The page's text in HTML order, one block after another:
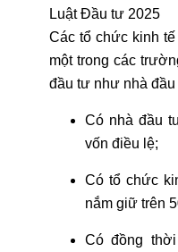
DỊCH
Luật Đầu tư 2025
Các tổ chức kinh
một trong các
đầu tư như nhà
Có nhà đầu
vốn điều lệ;
Có tổ chức
nắm giữ trên
Có đồng